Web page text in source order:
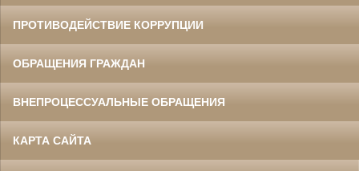
ПРОТИВОДЕЙСТВИЕ КОРРУПЦИИ
ОБРАЩЕНИЯ ГРАЖДАН
ВНЕПРОЦЕССУАЛЬНЫЕ ОБРАЩЕНИЯ
КАРТА САЙТА